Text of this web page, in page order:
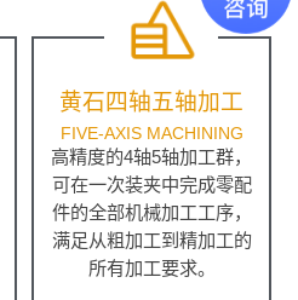
黄石四轴五轴加工
FIVE-AXIS MACHINING
高精度的4轴5轴加工群，
可在一次装夹中完成零配
件的全部机械加工工序，
满足从粗加工到精加工的
所有加工要求。